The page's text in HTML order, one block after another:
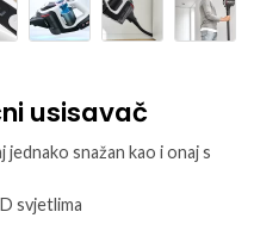
usisavač
snažan kao i onaj s
svjetlima